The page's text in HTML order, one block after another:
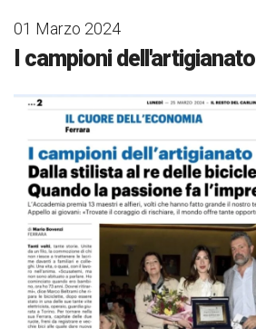
01 Marzo 2024
I campioni dell'artigianato